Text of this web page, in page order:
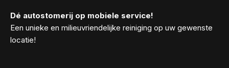
Dé autostomerij op mobiele service!
Een unieke en milieuvriendelijke reiniging op uw gewenste
locatie!